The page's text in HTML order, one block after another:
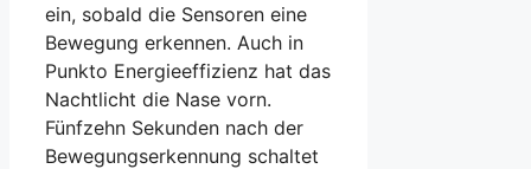
ein, sobald die Sensoren eine
Bewegung erkennen. Auch in
Punkto Energieeffizienz hat das
Nachtlicht die Nase vorn.
Fünfzehn Sekunden nach der
Bewegungserkennung schaltet